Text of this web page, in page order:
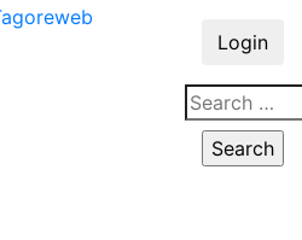
Login